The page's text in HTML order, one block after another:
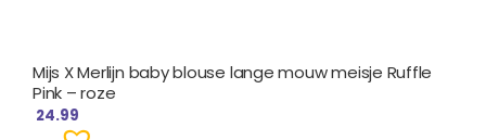
Mijs X Merlijn baby blouse lange mouw meisje Ruffle
Pink – roze
24.99